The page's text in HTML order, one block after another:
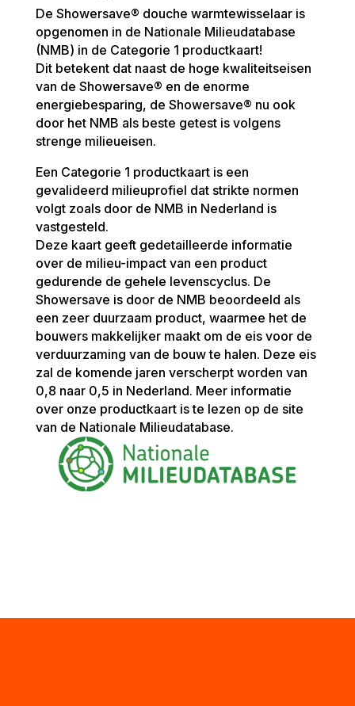
De Showersave® douche warmtewisselaar is
opgenomen in de Nationale Milieudatabase
(NMB) in de Categorie 1 productkaart!
Dit betekent dat naast de hoge kwaliteitseisen
van de Showersave® en de enorme
energiebesparing, de Showersave® nu ook
door het NMB als beste getest is volgens
strenge milieueisen.
Een Categorie 1 productkaart is een
gevalideerd milieuprofiel dat strikte normen
volgt zoals door de NMB in Nederland is
vastgesteld.
Deze kaart geeft gedetailleerde informatie
over de milieu-impact van een product
gedurende de gehele levenscyclus. De
Showersave is door de NMB beoordeeld als
een zeer duurzaam product, waarmee het de
bouwers makkelijker maakt om de eis voor de
verduurzaming van de bouw te halen. Deze eis
zal de komende jaren verscherpt worden van
0,8 naar 0,5 in Nederland. Meer informatie
over onze productkaart is te lezen op de site
van de Nationale Milieudatabase.